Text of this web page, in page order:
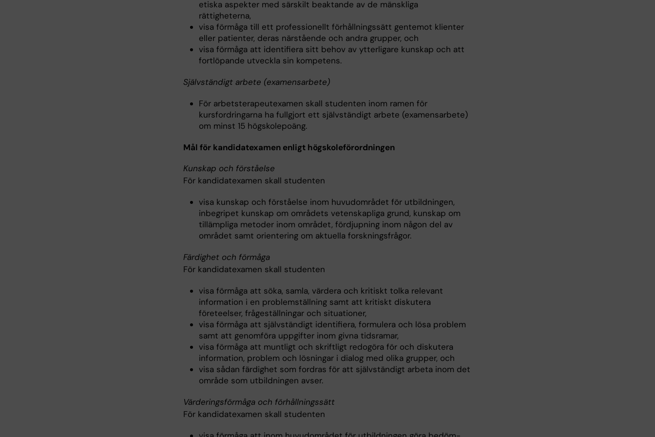
etiska aspekter med särskilt beaktande av de mänskliga
rättigheterna,
visa förmåga till ett professionellt förhållningssätt gentemot klienter
eller patienter, deras närstående och andra grupper, och
visa förmåga att identifiera sitt behov av ytterligare kunskap och att
fortlöpande utveckla sin kompetens.
Självständigt arbete (examensarbete)
För arbetsterapeutexamen skall studenten inom ramen för
kursfordringarna ha fullgjort ett självständigt arbete (examensarbete)
om minst 15 högskolepoäng.
Mål för kandidatexamen enligt högskoleförordningen
Kunskap och förståelse
För kandidatexamen skall studenten
visa kunskap och förståelse inom huvudområdet för utbildningen,
inbe­gripet kunskap om områdets vetenskapliga grund, kunskap om
tillämp­liga metoder inom området, fördjupning inom någon del av
området samt orientering om aktuella forskningsfrågor.
Färdighet och förmåga
För kandidatexamen skall studenten
visa förmåga att söka, samla, värdera och kritiskt tolka relevant
informa­tion i en problemställning samt att kritiskt diskutera
företeelser, frågeställningar och situationer,
visa förmåga att självständigt identifiera, formulera och lösa problem
samt att genomföra uppgifter inom givna tidsramar,
visa förmåga att muntligt och skriftligt redogöra för och diskutera
informa­tion, problem och lösningar i dialog med olika grupper, och
visa sådan färdighet som fordras för att självständigt arbeta inom det
område som utbildningen avser.
Värderingsförmåga och förhållningssätt
För kandidatexamen skall studenten